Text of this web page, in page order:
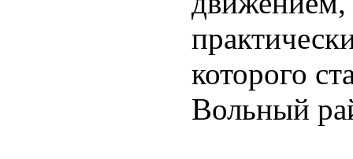
которого
Вольный